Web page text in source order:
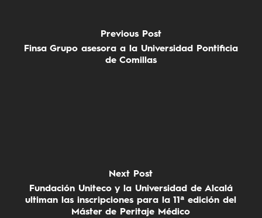
Previous Post
Finsa Grupo asesora a la Universidad Pontificia
de Comillas
Next Post
Fundación Uniteco y la Universidad de Alcalá
ultiman las inscripciones para la 11ª edición del
Máster de Peritaje Médico